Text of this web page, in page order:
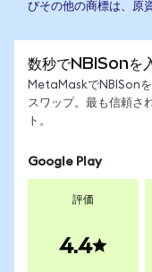
びその他の商標は、原
数秒でNBISonを
MetaMaskでNBISonを
スワップ。最も信頼さ
ト。
Google Play
評価
4.4